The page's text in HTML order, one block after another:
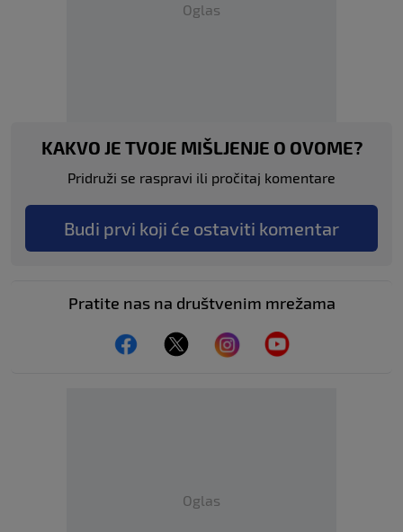
Oglas
KAKVO JE TVOJE MIŠLJENJE O OVOME?
Pridruži se raspravi ili pročitaj komentare
Budi prvi koji će ostaviti komentar
Pratite nas na društvenim mrežama
Oglas